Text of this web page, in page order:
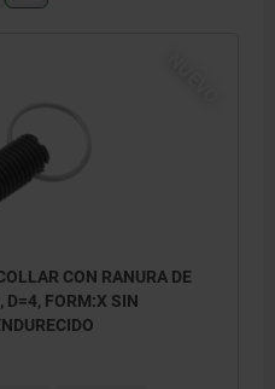
CON RANURA DE
D=4, FORM:X SIN